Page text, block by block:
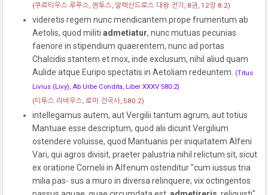
(쿠르티우스 루푸스, 퀸투스, 알렉산드로스 대왕 전기, 8권, 12장 8:2)
videretis regem nunc mendicantem prope frumentum ab
Aetolis, quod militiadmetiatur, nunc mutuas pecunias
faenore in stipendium quaerentem, nunc ad portas
Chalcidis stantem et mox, inde exclusum, nihil aliud quam
Aulide atque Euripo spectatis in Aetoliam redeuntem. (Titus
Livius (Livy), Ab Urbe Condita, Liber XXXV 580:2)
(티투스 리비우스, 로마 건국사, 580:2)
intellegamus autem, aut Vergilii tantum agrum, aut totius
Mantuae esse descriptum, quod alii dicunt Vergilium
ostendere voluisse, quod Mantuanis per iniquitatem Alfeni
Vari, qui agros divisit, praeter palustria nihil relictum sit, sicut
ex oratione Cornelii in Alfenum ostenditur "cum iussus tria
milia pas- sus a muro in diversa relinquere, vix octingentos